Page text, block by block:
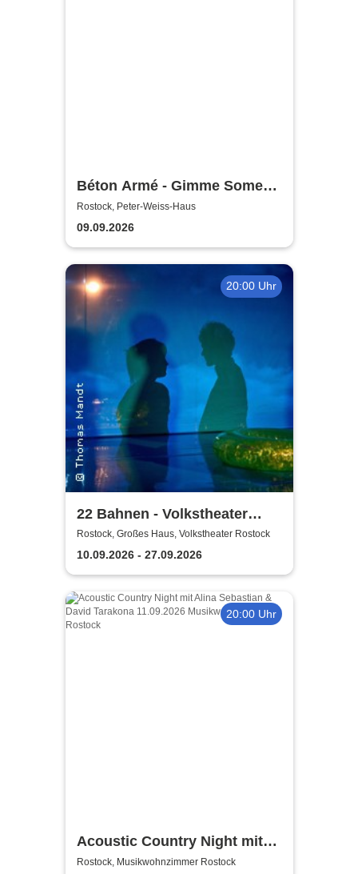
Béton Armé - Gimme Some
Action presents
Rostock, Peter-Weiss-Haus
09.09.2026
20:00 Uhr
22 Bahnen - Volkstheater
Rostock
Rostock, Großes Haus, Volkstheater Rostock
10.09.2026 - 27.09.2026
20:00 Uhr
Acoustic Country Night mit
Alina Sebastian & David
Rostock, Musikwohnzimmer Rostock